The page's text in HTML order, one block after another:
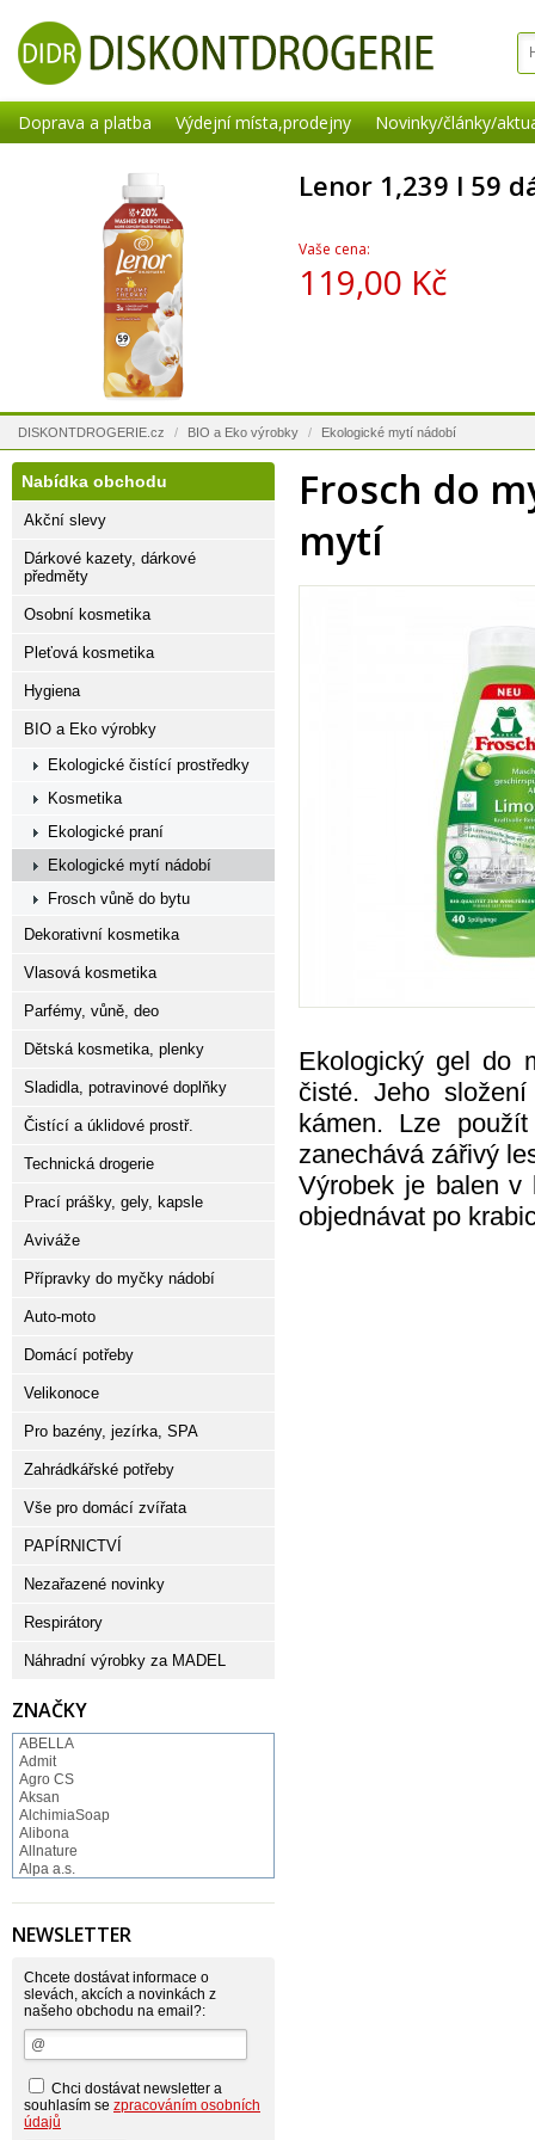
Doprava a platba Výdejní místa,prodejny Novinky/články/
Lenor 1,239 l 59
Vaše cena:
119,00 Kč
DISKONTDROGERIE.cz / BIO a Eko výrobky / Ekologické mytí nádobí
Frosch do
mytí
Ekologický gel do
čisté. Jeho
kámen. Lze
zanechává zářivý
Výrobek je balen
objednávat po
Nabídka obchodu
Akční slevy
Dárkové kazety, dárkové
předměty
Osobní kosmetika
Pleťová kosmetika
Hygiena
BIO a Eko výrobky
Ekologické čistící prostředky
Kosmetika
Ekologické praní
Ekologické mytí nádobí
Frosch vůně do bytu
Dekorativní kosmetika
Vlasová kosmetika
Parfémy, vůně, deo
Dětská kosmetika, plenky
Sladidla, potravinové doplňky
Čistící a úklidové prostř.
Technická drogerie
Prací prášky, gely, kapsle
Aviváže
Přípravky do myčky nádobí
Auto-moto
Domácí potřeby
Velikonoce
Pro bazény, jezírka, SPA
Zahrádkářské potřeby
Vše pro domácí zvířata
PAPÍRNICTVÍ
Nezařazené novinky
Respirátory
Náhradní výrobky za MADEL
ZNAČKY
ABELLA
Admit
Agro CS
Aksan
AlchimiaSoap
Alibona
Allnature
Alpa a.s.
Alufix
Astonish
Atlantic
AutoMax Group
Axcentive
BaL
Bateria
Beauty Lille
Beiersdorf - Nivea
Bella
NEWSLETTER
Chcete dostávat informace o
slevách, akcích a novinkách z
našeho obchodu na email?:
Chci dostávat newsletter a
souhlasím se zpracováním osobních
údajů